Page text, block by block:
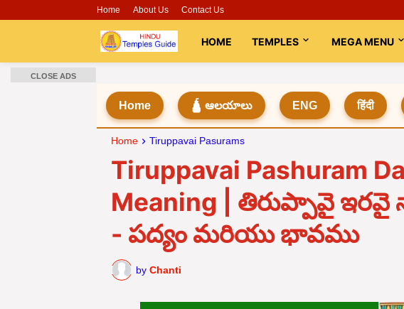
Home About Us Contact Us
HOME TEMPLES MEGA MENU
Home 🛕 ఆలయాలు ENG हिंदी
Home Tiruppavai Pasurams
Tiruppavai Pashuram
Meaning | తిరుప్పావై ఇరవై
- పద్యం మరియు భావము
by Chanti
CLOSE ADS